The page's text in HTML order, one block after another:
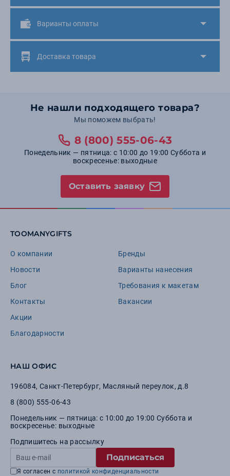
Варианты оплаты
Доставка товара
Не нашли подходящего товара?
Мы поможем выбрать!
8 (800) 555-06-43
Понедельник — пятница: с 10:00 до 19:00 Суббота и
воскресенье: выходные
Оставить заявку
TOOMANYGIFTS
О компании
Новости
Блог
Контакты
Акции
Благодарности
Бренды
Варианты нанесения
Требования к макетам
Вакансии
НАШ ОФИС
196084, Санкт-Петербург, Масляный переулок, д.8
8 (800) 555-06-43
Понедельник — пятница: с 10:00 до 19:00 Суббота и
воскресенье: выходные
Подпишитесь на рассылку
Подписаться
Я согласен с политикой конфиденциальности